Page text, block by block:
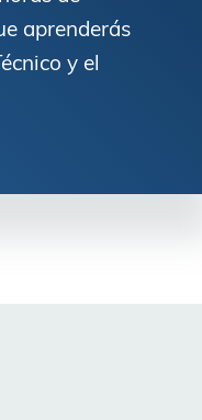
aprenderás
y el